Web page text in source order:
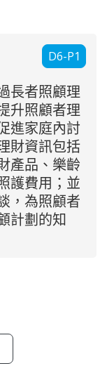
D6-P1
長者照顧理
升照顧者理
進家庭內討
財資訊包括
產品、樂齡
護費用；並
，為照顧者
計劃的知